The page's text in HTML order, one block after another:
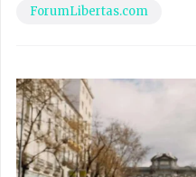
ForumLibertas.com